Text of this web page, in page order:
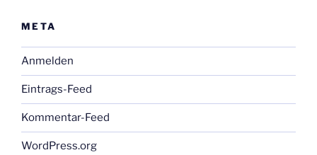
META
Anmelden
Eintrags-Feed
Kommentar-Feed
WordPress.org